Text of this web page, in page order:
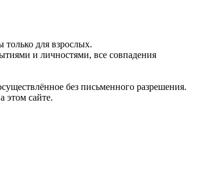
для взрослых.
и личностями, все совпадения
без письменного разрешения.
этом сайте.